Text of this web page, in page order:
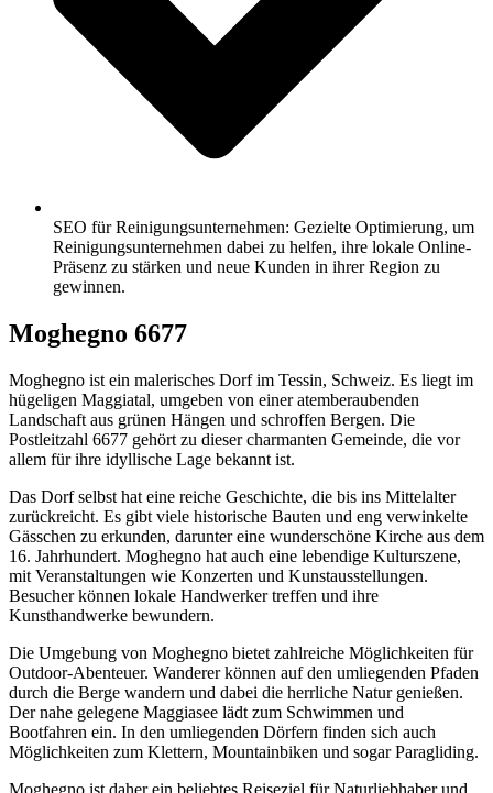
SEO für Reinigungsunternehmen: Gezielte Optimierung, um
Reinigungsunternehmen dabei zu helfen, ihre lokale Online-
Präsenz zu stärken und neue Kunden in ihrer Region zu
gewinnen.
Moghegno 6677
Moghegno ist ein malerisches Dorf im Tessin, Schweiz. Es liegt im
hügeligen Maggiatal, umgeben von einer atemberaubenden
Landschaft aus grünen Hängen und schroffen Bergen. Die
Postleitzahl 6677 gehört zu dieser charmanten Gemeinde, die vor
allem für ihre idyllische Lage bekannt ist.
Das Dorf selbst hat eine reiche Geschichte, die bis ins Mittelalter
zurückreicht. Es gibt viele historische Bauten und eng verwinkelte
Gässchen zu erkunden, darunter eine wunderschöne Kirche aus dem
16. Jahrhundert. Moghegno hat auch eine lebendige Kulturszene,
mit Veranstaltungen wie Konzerten und Kunstausstellungen.
Besucher können lokale Handwerker treffen und ihre
Kunsthandwerke bewundern.
Die Umgebung von Moghegno bietet zahlreiche Möglichkeiten für
Outdoor-Abenteuer. Wanderer können auf den umliegenden Pfaden
durch die Berge wandern und dabei die herrliche Natur genießen.
Der nahe gelegene Maggiasee lädt zum Schwimmen und
Bootfahren ein. In den umliegenden Dörfern finden sich auch
Möglichkeiten zum Klettern, Mountainbiken und sogar Paragliding.
Moghegno ist daher ein beliebtes Reiseziel für Naturliebhaber und